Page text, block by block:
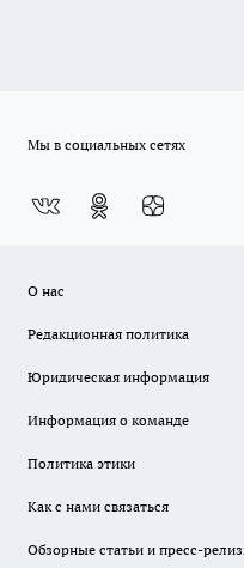
Мы в социальных сетях
О нас
Редакционная политика
Юридическая информация
Информация о команде
Политика этики
Как с нами связаться
Обзорные статьи и пресс-